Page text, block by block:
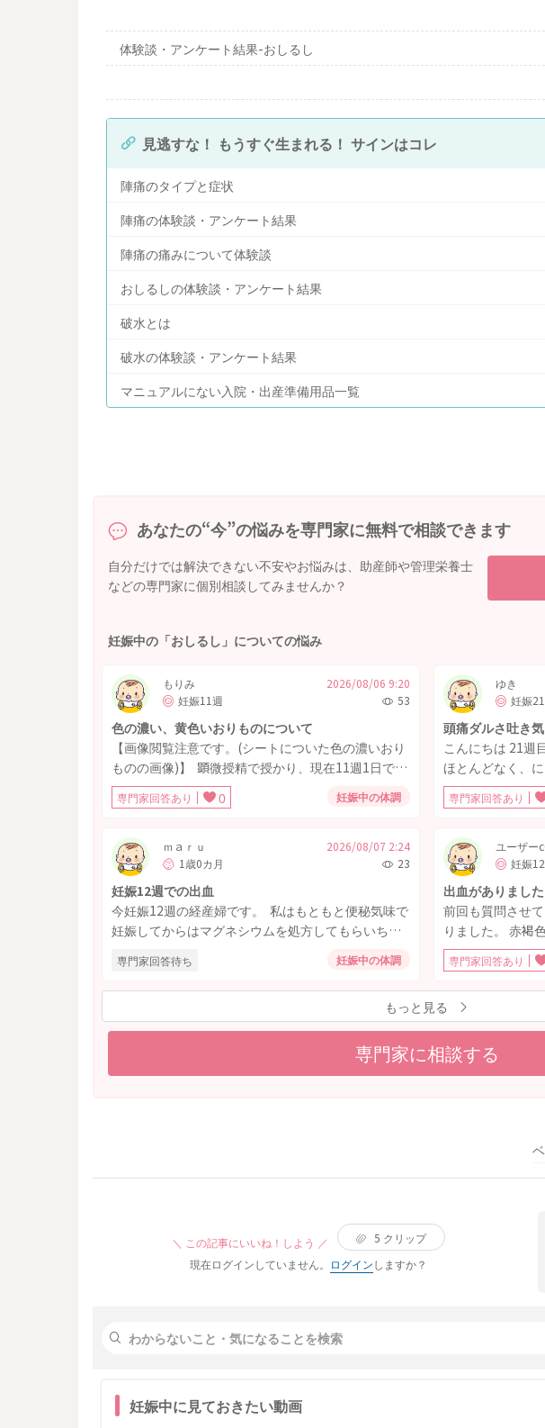
体験談・アンケート結果-おしるし
見逃すな！ もうすぐ生まれる！ サインはコレ
陣痛のタイプと症状
陣痛の体験談・アンケート結果
陣痛の痛みについて体験談
おしるしの体験談・アンケート結果
破水とは
破水の体験談・アンケート結果
マニュアルにない入院・出産準備用品一覧
あなたの“今”の悩みを専門家に無料で相談できます
自分だけでは解決できない不安やお悩みは、助産師や管理栄養士
などの専門家に個別相談してみませんか？
妊娠中の「おしるし」についての悩み
もりみ
妊娠11週
2026/08/06 9:20
53
色の濃い、黄色いおりものについて
【画像閲覧注意です。(シートについた色の濃いおり
ものの画像)】 顕微授精で授かり、現在11週1日で
す。 6〜7週に茶色いおりものが何度かありました
が、経過は良好と言われていました。 2日前からお
す。 おりものシート一枚で大丈夫な量で、おりもの
自体は泡だったりカッテージチーズ状であったり、
水っぽくはありません。 痒みや痛みも全くないで
す。臭いも気になりません。 また、妊娠10週1日ま
でウトロゲスタン膣錠を使用していました。 妊娠前
み等なかったので特に検査したことはありませんで
色とのこと。細菌性膣錠やガンジダ、クラミジアの
可能性など出てきて、流産や赤ちゃんへの影響が心
配です。 早めに産婦人科へかかるべきでしょうか。
それとも、次回8月末の妊婦健診で相談すれば十分で
専門家回答あり 0 妊娠中の体調
ゆき
妊娠
頭痛ダルさ吐き気
こんにちは 21週
ほとんどなく、
吐き気がある位
き気、ダルさが
専門家回答あり
ｍａｒｕ
1歳0カ月
2026/08/07 2:24
23
妊娠12週での出血
今妊娠12週の経産婦です。 私はもともと便秘気味で
妊娠してからはマグネシウムを処方してもらいちょ
こちょこ飲んでます。 以前から痔があり、前回の出
産でひどくなってしまい、少しよくなりそのままの
状態で今回妊娠しました。 今朝、久しぶりに排便を
して踏ん張ったからなのか、トイレットペーパーに
拭いた時おりものに薄いピンクの出血がついてまし
た。 よく排便をすると痔から血は出たりはけっこう
あったりするのですが、これがお尻からの出血なの
専門家回答待ち 妊娠中の体調
ユーザー
妊娠
出血がありました
前回も質問させ
りました。 赤褐
血がありました
か？ ちなみに明
専門家回答あり
もっと見る
専門家に相談する
＼ この記事にいいね！しよう ／ 5 クリップ
現在ログインしていません。
ログインしますか？
妊娠中に見ておきたい動画